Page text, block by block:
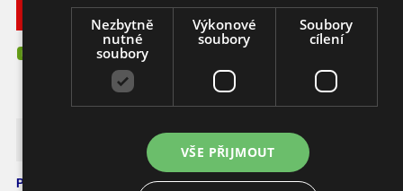
balení
číslo
N 10 ks chilli
Ihned k
105,- KČ
7 Pot Bubblegum Chocolate
Podrobnosti o této chilli papričce
Nezbytně
nutné
soubory
Výkonové
soubory
Soubory
cílení
VŠE PŘIJMOUT